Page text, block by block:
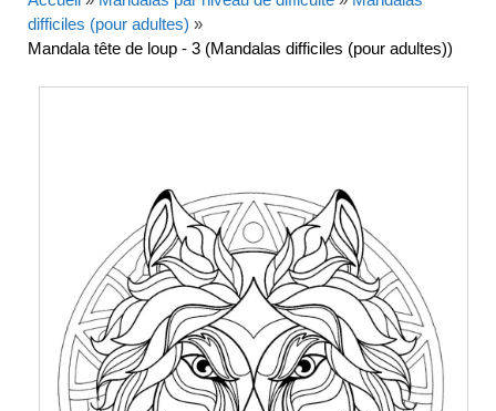
difficiles (pour adultes) »
Mandala tête de loup - 3 (Mandalas difficiles (pour adultes))